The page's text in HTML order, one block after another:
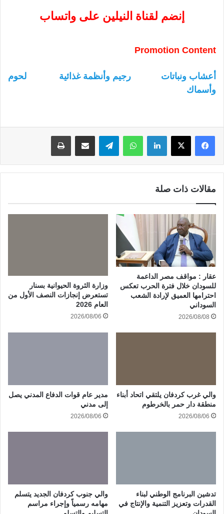
إنضم لقناة النيلين على واتساب
Promotion Content
أعشاب ونباتات رجيم وأنظمة غذائية
لحوم
وأسماك
لينكدإن واتساب
مقالات ذات صلة
عقار : مواقف مصر الداعمة
للسودان خلال فترة الحرب تعكس
احترامها العميق لإرادة الشعب
السوداني
2026/08/08
وزارة الثروة الحيوانية بسنار
تستعرض إنجازات النصف الأول من
العام 2026
2026/08/06
والي غرب كردفان يلتقي اتحاد أبناء
منطقة دار حمر بالخرطوم
2026/08/06
مدير عام قوات الدفاع المدني يصل
إلى مدني
2026/08/06
تدشين البرنامج الوطني لبناء
القدرات وتعزيز التنمية والإنتاج في
والي جنوب كردفان الجديد يتسلم
مهامه رسمياً وإجراء مراسم